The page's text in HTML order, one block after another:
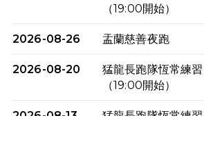
（19:00開始）
2026-08-26 盂蘭慈善夜跑
2026-08-20
猛龍長跑隊恆常練
（19:00開始）
2026-08-13
猛龍長跑隊恆常練